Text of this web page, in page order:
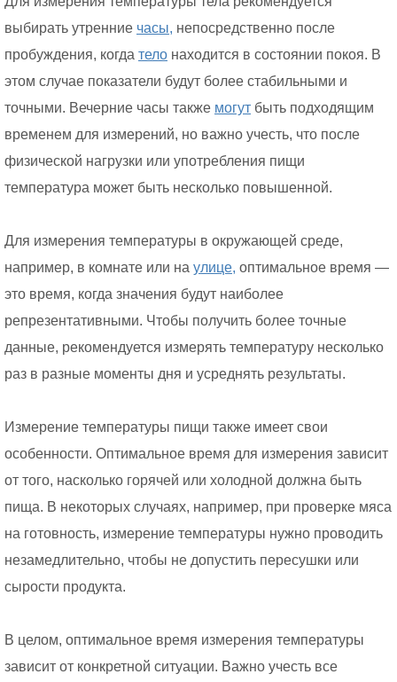
выбирать утренние часы, непосредственно после
пробуждения, когда тело находится в состоянии покоя. В
этом случае показатели будут более стабильными и
точными. Вечерние часы также могут быть подходящим
временем для измерений, но важно учесть, что после
физической нагрузки или употребления пищи
температура может быть несколько повышенной.
Для измерения температуры в окружающей среде,
например, в комнате или на улице, оптимальное время —
это время, когда значения будут наиболее
репрезентативными. Чтобы получить более точные
данные, рекомендуется измерять температуру несколько
раз в разные моменты дня и усреднять результаты.
Измерение температуры пищи также имеет свои
особенности. Оптимальное время для измерения зависит
от того, насколько горячей или холодной должна быть
пища. В некоторых случаях, например, при проверке мяса
на готовность, измерение температуры нужно проводить
незамедлительно, чтобы не допустить пересушки или
сырости продукта.
В целом, оптимальное время измерения температуры
зависит от конкретной ситуации. Важно учесть все